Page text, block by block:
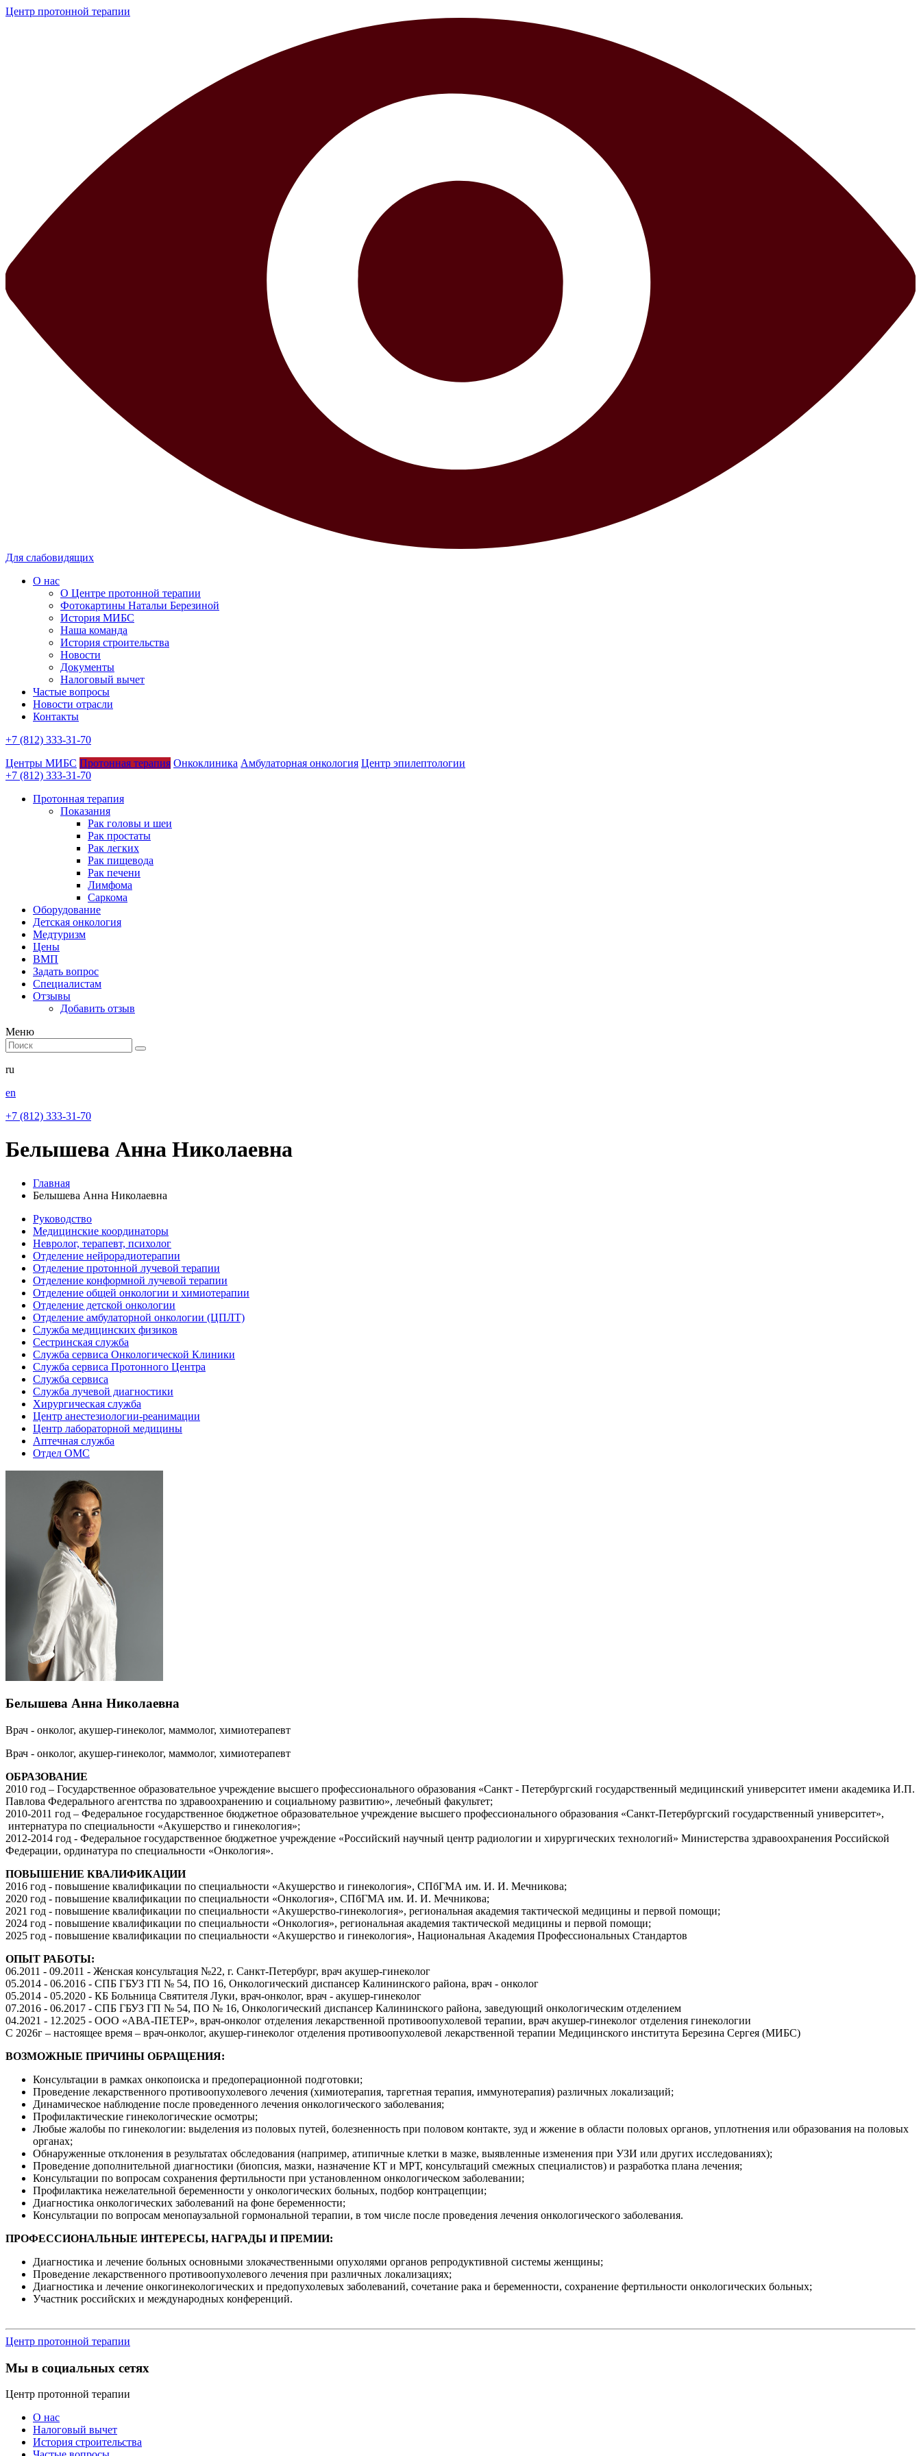
Центр протонной терапии
Для слабовидящих
О нас
О Центре протонной терапии
Фотокартины Натальи Березиной
История МИБС
Наша команда
История строительства
Новости
Документы
Налоговый вычет
Частые вопросы
Новости отрасли
Контакты
+7 (812) 333-31-70
Центры МИБС Протонная терапия Онкоклиника Амбулаторная онкология Центр эпилептологии
+7 (812) 333-31-70
Протонная терапия
Показания
Рак головы и шеи
Рак простаты
Рак легких
Рак пищевода
Рак печени
Лимфома
Саркома
Оборудование
Детская онкология
Медтуризм
Цены
ВМП
Задать вопрос
Специалистам
Отзывы
Добавить отзыв
Меню
ru
en
+7 (812) 333-31-70
Белышева Анна Николаевна
Главная
Белышева Анна Николаевна
Руководство
Медицинские координаторы
Невролог, терапевт, психолог
Отделение нейрорадиотерапии
Отделение протонной лучевой терапии
Отделение конформной лучевой терапии
Отделение общей онкологии и химиотерапии
Отделение детской онкологии
Отделение амбулаторной онкологии (ЦПЛТ)
Служба медицинских физиков
Сестринская служба
Служба сервиса Онкологической Клиники
Служба сервиса Протонного Центра
Служба сервиса
Служба лучевой диагностики
Хирургическая служба
Центр анестезиологии-реанимации
Центр лабораторной медицины
Аптечная служба
Отдел ОМС
Белышева Анна Николаевна
Врач - онколог, акушер-гинеколог, маммолог, химиотерапевт
Врач - онколог, акушер-гинеколог, маммолог, химиотерапевт
ОБРАЗОВАНИЕ
2010 год – Государственное образовательное учреждение высшего профессионального образования «Санкт - Петербургский государственный медицинский университет имени академика И.П.
Павлова Федерального агентства по здравоохранению и социальному развитию», лечебный факультет;
2010-2011 год – Федеральное государственное бюджетное образовательное учреждение высшего профессионального образования «Санкт-Петербургский государственный университет»,
интернатура по специальности «Акушерство и гинекология»;
2012-2014 год - Федеральное государственное бюджетное учреждение «Российский научный центр радиологии и хирургических технологий» Министерства здравоохранения Российской
Федерации, ординатура по специальности «Онкология».
ПОВЫШЕНИЕ КВАЛИФИКАЦИИ
2016 год - повышение квалификации по специальности «Акушерство и гинекология», СПбГМА им. И. И. Мечникова;
2020 год - повышение квалификации по специальности «Онкология», СПбГМА им. И. И. Мечникова;
2021 год - повышение квалификации по специальности «Акушерство-гинекология», региональная академия тактической медицины и первой помощи;
2024 год - повышение квалификации по специальности «Онкология», региональная академия тактической медицины и первой помощи;
2025 год - повышение квалификации по специальности «Акушерство и гинекология», Национальная Академия Профессиональных Стандартов
ОПЫТ РАБОТЫ:
06.2011 - 09.2011 - Женская консультация №22, г. Санкт-Петербург, врач акушер-гинеколог
05.2014 - 06.2016 - СПБ ГБУЗ ГП № 54, ПО 16, Онкологический диспансер Калининского района, врач - онколог
05.2014 - 05.2020 - КБ Больница Святителя Луки, врач-онколог, врач - акушер-гинеколог
07.2016 - 06.2017 - СПБ ГБУЗ ГП № 54, ПО № 16, Онкологический диспансер Калининского района, заведующий онкологическим отделением
04.2021 - 12.2025 - ООО «АВА-ПЕТЕР», врач-онколог отделения лекарственной противоопухолевой терапии, врач акушер-гинеколог отделения гинекологии
С 2026г – настоящее время – врач-онколог, акушер-гинеколог отделения противоопухолевой лекарственной терапии Медицинского института Березина Сергея (МИБС)
ВОЗМОЖНЫЕ ПРИЧИНЫ ОБРАЩЕНИЯ:
Консультации в рамках онкопоиска и предоперационной подготовки;
Проведение лекарственного противоопухолевого лечения (химиотерапия, таргетная терапия, иммунотерапия) различных локализаций;
Динамическое наблюдение после проведенного лечения онкологического заболевания;
Профилактические гинекологические осмотры;
Любые жалобы по гинекологии: выделения из половых путей, болезненность при половом контакте, зуд и жжение в области половых органов, уплотнения или образования на половых
органах;
Обнаруженные отклонения в результатах обследования (например, атипичные клетки в мазке, выявленные изменения при УЗИ или других исследованиях);
Проведение дополнительной диагностики (биопсия, мазки, назначение КТ и МРТ, консультаций смежных специалистов) и разработка плана лечения;
Консультации по вопросам сохранения фертильности при установленном онкологическом заболевании;
Профилактика нежелательной беременности у онкологических больных, подбор контрацепции;
Диагностика онкологических заболеваний на фоне беременности;
Консультации по вопросам менопаузальной гормональной терапии, в том числе после проведения лечения онкологического заболевания.
ПРОФЕССИОНАЛЬНЫЕ ИНТЕРЕСЫ, НАГРАДЫ И ПРЕМИИ:
Диагностика и лечение больных основными злокачественными опухолями органов репродуктивной системы женщины;
Проведение лекарственного противоопухолевого лечения при различных локализациях;
Диагностика и лечение онкогинекологических и предопухолевых заболеваний, сочетание рака и беременности, сохранение фертильности онкологических больных;
Участник российских и международных конференций.
Центр протонной терапии
Мы в социальных сетях
Центр протонной терапии
О нас
Налоговый вычет
История строительства